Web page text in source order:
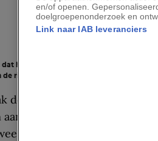
het voormalige stadje Sant Romà de
rivier de Ter werd gebouwd.
de politie de deuren van de
hun haren uit de
de uitslag van het
en/of openen.
doelgroepenonderzoek en
Link naar IAB leveranciers